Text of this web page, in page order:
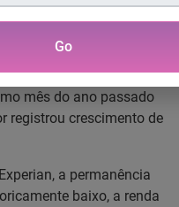
Go
anterior. É o quarto
bimestre do ano, na
do ano anterior, o
Na relação anual –
mês do ano passado
registrou crescimento de
a permanência
baixo, a renda